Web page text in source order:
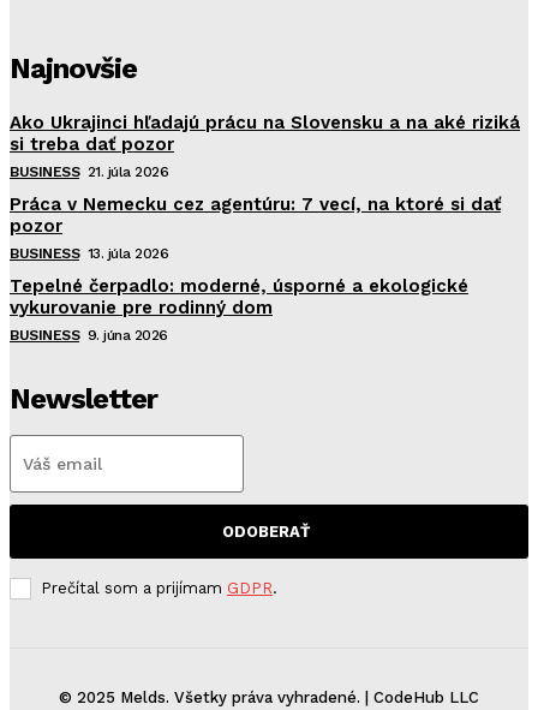
Najnovšie
Ako Ukrajinci hľadajú prácu na Slovensku a na aké riziká
si treba dať pozor
BUSINESS 21. júla 2026
Práca v Nemecku cez agentúru: 7 vecí, na ktoré si dať
pozor
BUSINESS 13. júla 2026
Tepelné čerpadlo: moderné, úsporné a ekologické
vykurovanie pre rodinný dom
BUSINESS 9. júna 2026
Newsletter
ODOBERAŤ
Prečítal som a prijímam GDPR.
© 2025 Melds. Všetky práva vyhradené. | CodeHub LLC